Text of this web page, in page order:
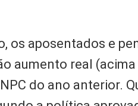
os aposentados e
aumento real
do ano anterior.